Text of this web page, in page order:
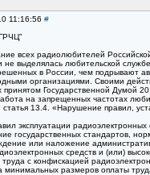
11:16:56 #
всех радиолюбителей
не выделялась любительской
в России, чем подрывают
организациями. Своими
принятом Государственной Думой
на запрещенных частотах
13.4. «Нарушение правил,
эксплуатации
государственных стандартов,
или наложение
средств и (или)
с конфискацией
минимальных размеров оплаты